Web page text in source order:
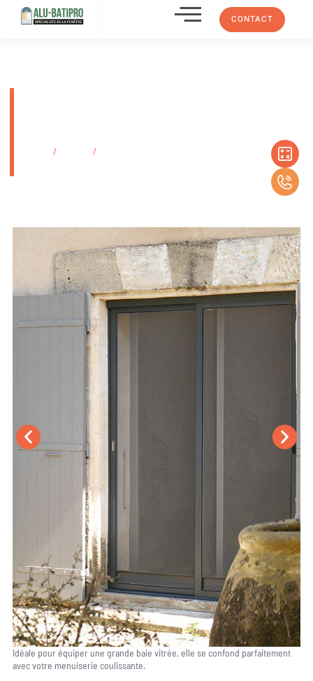
CONTACT
/ /
Moustiquaire coulissante idéale pour équiper des
Idéale pour équiper une grande baie vitrée, elle se confond parfaitement
avec votre menuiserie coulissante.